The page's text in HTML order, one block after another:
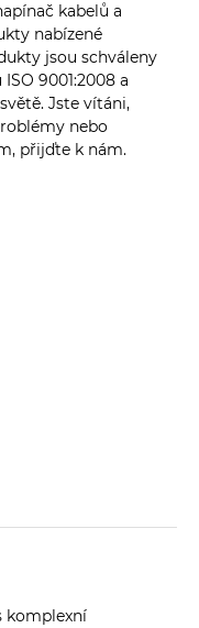
kabelů a
nabízené
jsou schváleny
9001:2008 a
Jste vítáni,
nebo
přijďte k nám.
komplexní